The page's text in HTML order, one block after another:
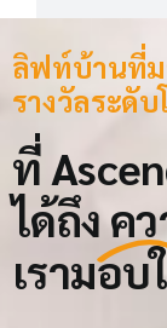
ลิฟท์บ้านที่
รางวัลระดับ
ที่
ได้ถึง ค
เรามอบ